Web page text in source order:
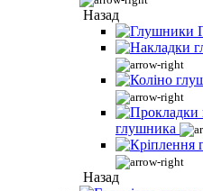
Назад
глушника
Назад